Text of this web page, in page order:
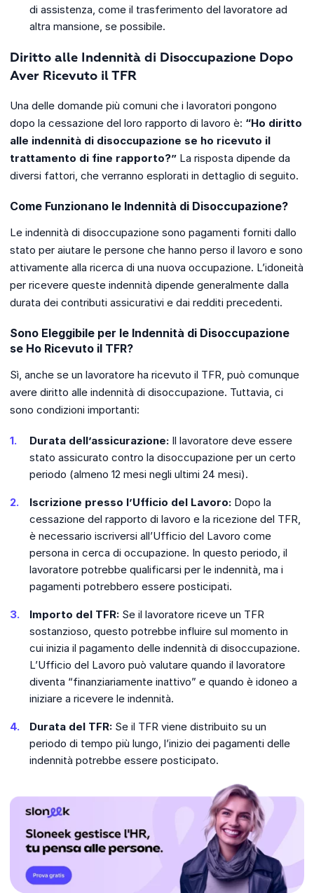
di assistenza, come il trasferimento del lavoratore ad
altra mansione, se possibile.
Diritto alle Indennità di Disoccupazione Dopo
Aver Ricevuto il TFR
Una delle domande più comuni che i lavoratori pongono
dopo la cessazione del loro rapporto di lavoro è: “Ho diritto
alle indennità di disoccupazione se ho ricevuto il
trattamento di fine rapporto?” La risposta dipende da
diversi fattori, che verranno esplorati in dettaglio di seguito.
Come Funzionano le Indennità di Disoccupazione?
Le indennità di disoccupazione sono pagamenti forniti dallo
stato per aiutare le persone che hanno perso il lavoro e sono
attivamente alla ricerca di una nuova occupazione. L’idoneità
per ricevere queste indennità dipende generalmente dalla
durata dei contributi assicurativi e dai redditi precedenti.
Sono Eleggibile per le Indennità di Disoccupazione
se Ho Ricevuto il TFR?
Sì, anche se un lavoratore ha ricevuto il TFR, può comunque
avere diritto alle indennità di disoccupazione. Tuttavia, ci
sono condizioni importanti:
Durata dell’assicurazione: Il lavoratore deve essere
stato assicurato contro la disoccupazione per un certo
periodo (almeno 12 mesi negli ultimi 24 mesi).
Iscrizione presso l’Ufficio del Lavoro: Dopo la
cessazione del rapporto di lavoro e la ricezione del TFR,
è necessario iscriversi all’Ufficio del Lavoro come
persona in cerca di occupazione. In questo periodo, il
lavoratore potrebbe qualificarsi per le indennità, ma i
pagamenti potrebbero essere posticipati.
Importo del TFR: Se il lavoratore riceve un TFR
sostanzioso, questo potrebbe influire sul momento in
cui inizia il pagamento delle indennità di disoccupazione.
L’Ufficio del Lavoro può valutare quando il lavoratore
diventa “finanziariamente inattivo” e quando è idoneo a
iniziare a ricevere le indennità.
Durata del TFR: Se il TFR viene distribuito su un
periodo di tempo più lungo, l’inizio dei pagamenti delle
indennità potrebbe essere posticipato.